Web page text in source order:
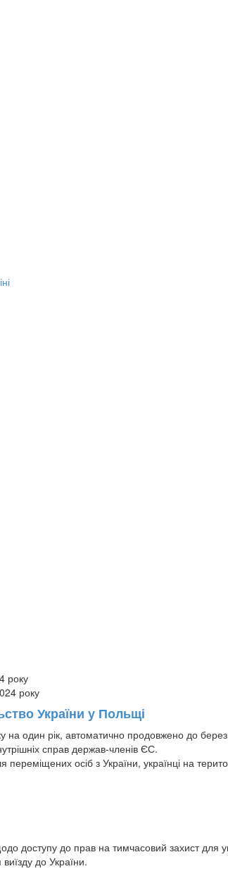
року
України у Польщі
на один рік, автоматично продовжено до
справ держав-членів ЄС.
осіб з України, українці на
доступу до прав на тимчасовий захист для
до України.